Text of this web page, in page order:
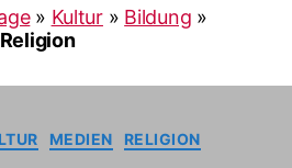
» Kultur» Bildung »
Categories
MEDIEN RELIGION